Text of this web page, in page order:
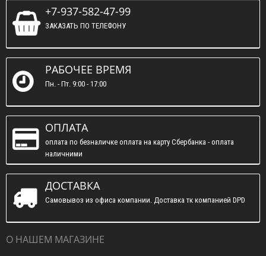
+7-937-582-47-99
ЗАКАЗАТЬ ПО ТЕЛЕФОНУ
РАБОЧЕЕ ВРЕМЯ
Пн. - Пт. 9:00 - 17:00
ОПЛАТА
оплата по безналичке оплата на карту Сбербанка - оплата
наличними
ДОСТАВКА
Самовывоз из офиса компании. Доставка тк компанией DPD
О НАШЕМ МАГАЗИНЕ